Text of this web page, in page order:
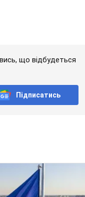
України та